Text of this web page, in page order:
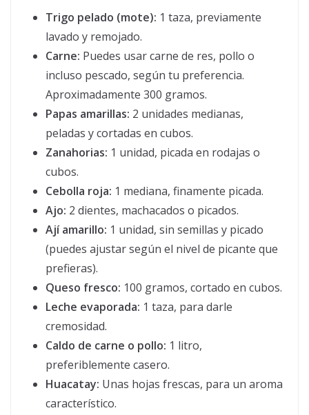
Trigo pelado (mote): 1 taza, previamente
lavado y remojado.
Carne: Puedes usar carne de res, pollo o
incluso pescado, según tu preferencia.
Aproximadamente 300 gramos.
Papas amarillas: 2 unidades medianas,
peladas y cortadas en cubos.
Zanahorias: 1 unidad, picada en rodajas o
cubos.
Cebolla roja: 1 mediana, finamente picada.
Ajo: 2 dientes, machacados o picados.
Ají amarillo: 1 unidad, sin semillas y picado
(puedes ajustar según el nivel de picante que
prefieras).
Queso fresco: 100 gramos, cortado en cubos.
Leche evaporada: 1 taza, para darle
cremosidad.
Caldo de carne o pollo: 1 litro,
preferiblemente casero.
Huacatay: Unas hojas frescas, para un aroma
característico.